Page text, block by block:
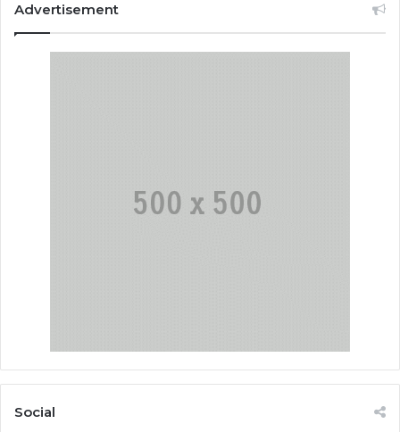
Advertisement
Social